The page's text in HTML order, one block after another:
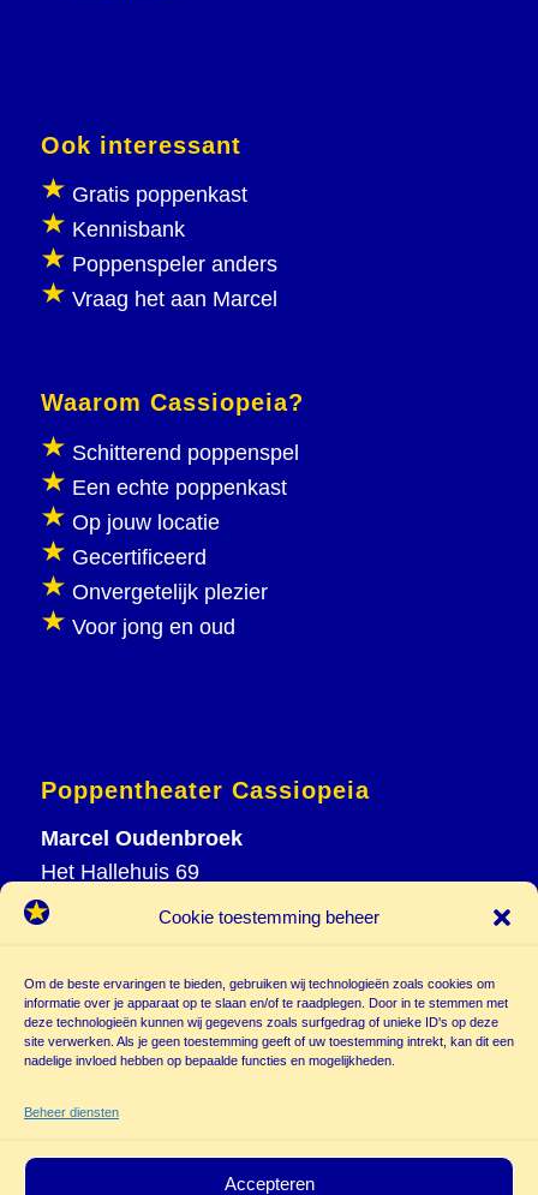
Cookie toestemming beheer
Om de beste ervaringen te bieden, gebruiken wij technologieën zoals cookies om
informatie over je apparaat op te slaan en/of te raadplegen. Door in te stemmen met
deze technologieën kunnen wij gegevens zoals surfgedrag of unieke ID's op deze
site verwerken. Als je geen toestemming geeft of uw toestemming intrekt, kan dit een
nadelige invloed hebben op bepaalde functies en mogelijkheden.
Beheer diensten
Accepteren
Ook interessant
Gratis poppenkast
Kennisbank
Poppenspeler anders
Vraag het aan Marcel
Waarom Cassiopeia?
Schitterend poppenspel
Een echte poppenkast
Op jouw locatie
Gecertificeerd
Onvergetelijk plezier
Voor jong en oud
Poppentheater Cassiopeia
Marcel Oudenbroek
Het Hallehuis 69
3823 VH Amersfoort
M 06 20 26 94 61
info@
poppentheatercassiopeia.nl